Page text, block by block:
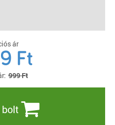
ár
Ft
999 Ft
bolt